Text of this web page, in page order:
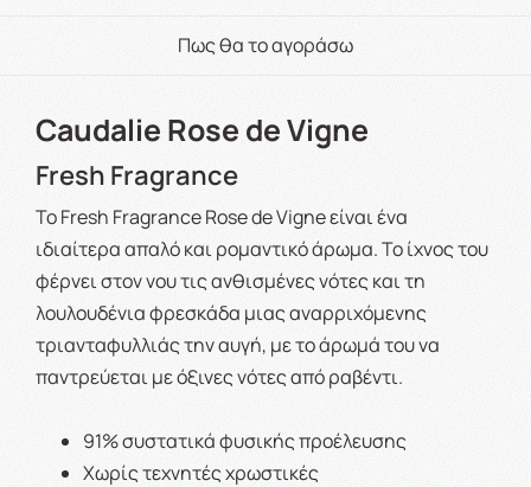
Πως θα το αγοράσω
Caudalie Rose de Vigne
Fresh Fragrance
Το Fresh Fragrance Rose de Vigne είναι ένα
ιδιαίτερα απαλό και ρομαντικό άρωμα. Το ίχνος του
φέρνει στον νου τις ανθισμένες νότες και τη
λουλουδένια φρεσκάδα μιας αναρριχόμενης
τριανταφυλλιάς την αυγή, με το άρωμά του να
παντρεύεται με όξινες νότες από ραβέντι.
91% συστατικά φυσικής προέλευσης
Χωρίς τεχνητές χρωστικές